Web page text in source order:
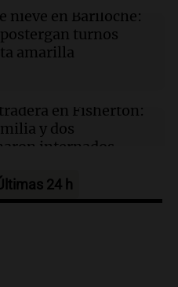
"Proponemos
otorgado a Rosario
justo"
nieve en Bariloche:
turnos
amarilla
en Fisherton:
y dos
internados
de la parroquia de
sistema"
24 h